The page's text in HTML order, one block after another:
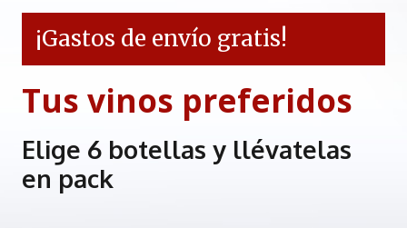
¡Gastos de envío gratis!
Tus vinos preferidos
Elige 6 botellas y llévatelas
en pack